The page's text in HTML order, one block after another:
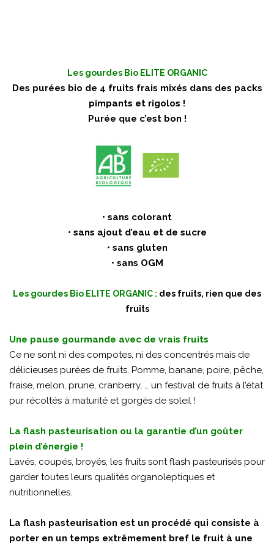
Les gourdes Bio ELITE ORGANIC
Des purées bio de 4 fruits frais mixés dans des packs
pimpants et rigolos !
Purée que c’est bon !
• sans colorant
• sans ajout d’eau et de sucre
• sans gluten
• sans OGM
Les gourdes Bio ELITE ORGANIC : des fruits, rien que des
fruits
Une pause gourmande avec de vrais fruits
Ce ne sont ni des compotes, ni des concentrés mais de
délicieuses purées de fruits. Pomme, banane, poire, pêche,
fraise, melon, prune, cranberry, … un festival de fruits à l’état
pur récoltés à maturité et gorgés de soleil !
La flash pasteurisation ou la garantie d’un goûter
plein d’énergie !
Lavés, coupés, broyés, les fruits sont flash pasteurisés pour
garder toutes leurs qualités organoleptiques et
nutritionnelles.
La flash pasteurisation est un procédé qui consiste à
porter en un temps extrêmement bref le fruit à une